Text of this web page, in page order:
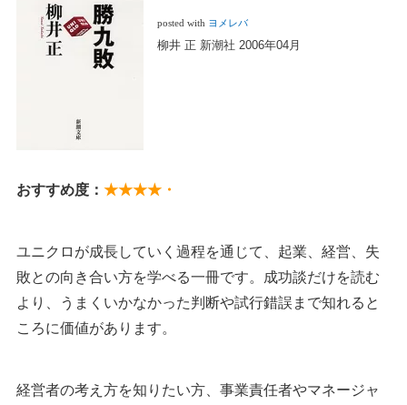
posted with ヨメレバ
柳井 正 新潮社 2006年04月
おすすめ度： ★★★★・
ユニクロが成長していく過程を通じて、起業、経営、失
敗との向き合い方を学べる一冊です。成功談だけを読む
より、うまくいかなかった判断や試行錯誤まで知れると
ころに価値があります。
経営者の考え方を知りたい方、事業責任者やマネージャ